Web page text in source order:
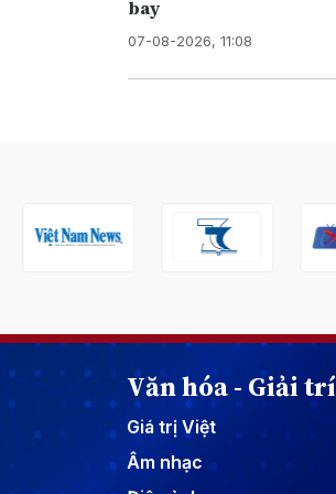
bay
07-08-2026, 11:08
Văn hóa - Giải trí
Giá trị Việt
Âm nhạc